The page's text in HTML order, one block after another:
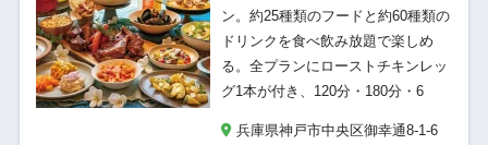
ン。約25種類のフードと約60種類の
ドリンクを食べ飲み放題で楽しめ
る。全プランにローストチキンレッ
グ1本が付き、120分・180分・6
兵庫県神戸市中央区御幸通8-1-6